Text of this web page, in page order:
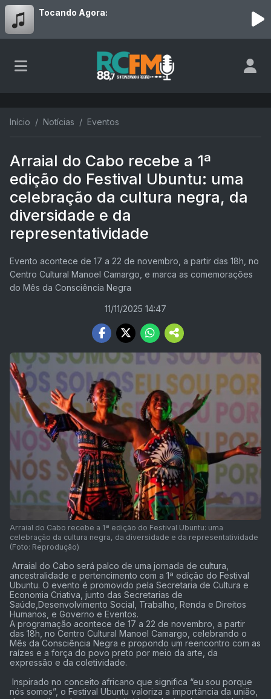
Tocando Agora:
Início Notícias Eventos
Arraial do Cabo recebe a 1ª
edição do Festival Ubuntu: uma
celebração da cultura negra, da
diversidade e da
representatividade
Evento acontece de 17 a 22 de novembro, a partir das 18h, no
Centro Cultural Manoel Camargo, e marca as comemorações
do Mês da Consciência Negra
11/11/2025 14:47
Arraial do Cabo recebe a 1ª edição do Festival Ubuntu: uma
celebração da cultura negra, da diversidade e da representatividade
(Foto: Reprodução)
Arraial do Cabo será palco de uma jornada de cultura,
ancestralidade e pertencimento com a 1ª edição do Festival
Ubuntu. O evento é promovido pela Secretaria de Cultura e
Economia Criativa, junto das Secretarias de
Saúde,Desenvolvimento Social, Trabalho, Renda e Direitos
Humanos, e Governo e Eventos.
A programação acontece de 17 a 22 de novembro, a partir
das 18h, no Centro Cultural Manoel Camargo, celebrando o
Mês da Consciência Negra e propondo um reencontro com as
raízes e a força do povo preto por meio da arte, da
expressão e da coletividade.
Inspirado no conceito africano que significa “eu sou porque
nós somos”, o Festival Ubuntu valoriza a importância da união,